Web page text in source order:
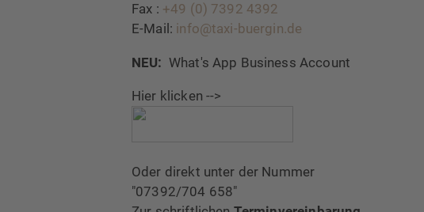
Fax : +49 (0) 7392 4392
E-Mail: info@taxi-buergin.de
NEU: What's App Business Account
Hier klicken -->
Oder direkt unter der Nummer
"07392/704 658"